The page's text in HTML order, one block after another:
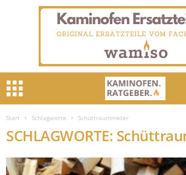
Start Schlagworte Schüttraummeter
SCHLAGWORTE: